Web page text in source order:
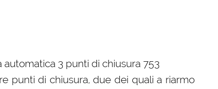
3 punti di chiusura 753
punti di chiusura, due dei quali a riarmo